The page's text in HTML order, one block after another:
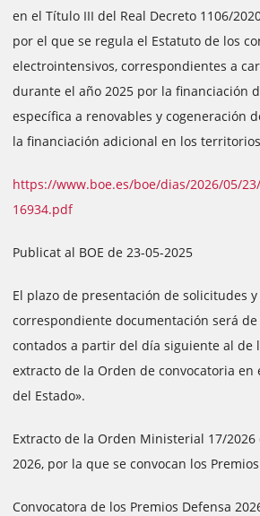
en el Título III del Real Decreto 1106/
por el que se regula el Estatuto de los
electrointensivos, correspondientes a
durante el año 2025 por la financiación
específica a renovables y cogeneración
la financiación adicional en los
https://www.boe.es/boe/dias/2026/05/
16934.pdf
Publicat al BOE de 23-05-2025
El plazo de presentación de solicitudes y
correspondiente documentación será
contados a partir del día siguiente al de
extracto de la Orden de convocatoria en
del Estado».
Extracto de la Orden Ministerial 17/
2026, por la que se convocan los
Convocatora de los Premios Defensa